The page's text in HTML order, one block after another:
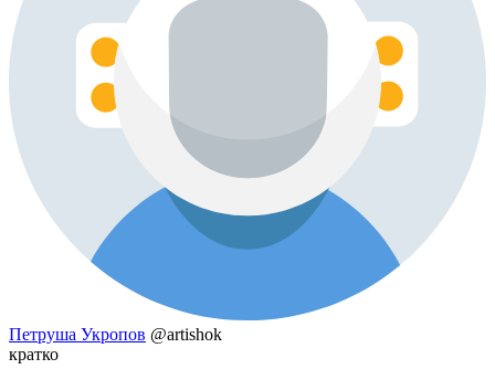
Петруша Укропов @artishok
кратко